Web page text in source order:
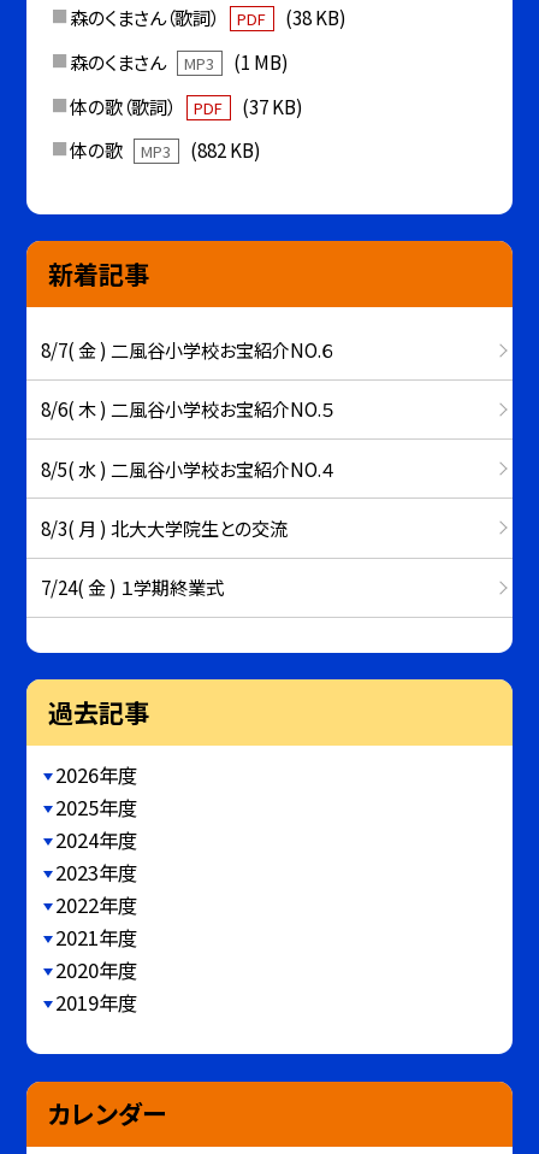
森のくまさん（歌詞）
PDF
(38 KB)
森のくまさん
MP3
(1 MB)
体の歌（歌詞）
PDF
(37 KB)
体の歌
MP3 (882 KB)
新着記事
8/7( 金 ) 二風谷小学校お宝紹介NO.６
8/6( 木 ) 二風谷小学校お宝紹介NO.５
8/5( 水 ) 二風谷小学校お宝紹介NO.４
8/3( 月 ) 北大大学院生との交流
7/24( 金 ) １学期終業式
過去記事
2026年度
2025年度
2024年度
2023年度
2022年度
2021年度
2020年度
2019年度
カレンダー